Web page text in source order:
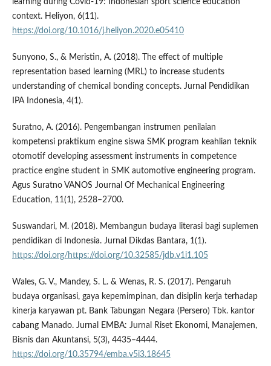
learning during Covid-19: Indonesian sport science education
context. Heliyon, 6(11).
https://doi.org/10.1016/j.heliyon.2020.e05410
Sunyono, S., & Meristin, A. (2018). The effect of multiple
representation based learning (MRL) to increase students
understanding of chemical bonding concepts. Jurnal Pendidikan
IPA Indonesia, 4(1).
Suratno, A. (2016). Pengembangan instrumen penilaian
kompetensi praktikum engine siswa SMK program keahlian teknik
otomotif developing assessment instruments in competence
practice engine student in SMK automotive engineering program.
Agus Suratno VANOS Journal Of Mechanical Engineering
Education, 11(1), 2528–2700.
Suswandari, M. (2018). Membangun budaya literasi bagi suplemen
pendidikan di Indonesia. Jurnal Dikdas Bantara, 1(1).
https://doi.org/https://doi.org/10.32585/jdb.v1i1.105
Wales, G. V., Mandey, S. L. & Wenas, R. S. (2017). Pengaruh
budaya organisasi, gaya kepemimpinan, dan disiplin kerja terhadap
kinerja karyawan pt. Bank Tabungan Negara (Persero) Tbk. kantor
cabang Manado. Jurnal EMBA: Jurnal Riset Ekonomi, Manajemen,
Bisnis dan Akuntansi, 5(3), 4435–4444.
https://doi.org/10.35794/emba.v5i3.18645